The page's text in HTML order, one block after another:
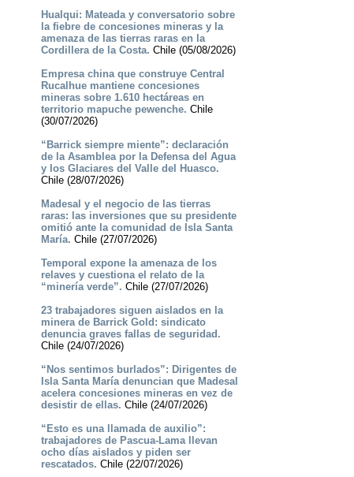
Hualqui: Mateada y conversatorio sobre
la fiebre de concesiones mineras y la
amenaza de las tierras raras en la
Cordillera de la Costa. Chile (05/08/2026)
Empresa china que construye Central
Rucalhue mantiene concesiones
mineras sobre 1.610 hectáreas en
territorio mapuche pewenche. Chile
(30/07/2026)
“Barrick siempre miente”: declaración
de la Asamblea por la Defensa del Agua
y los Glaciares del Valle del Huasco.
Chile (28/07/2026)
Madesal y el negocio de las tierras
raras: las inversiones que su presidente
omitió ante la comunidad de Isla Santa
María. Chile (27/07/2026)
Temporal expone la amenaza de los
relaves y cuestiona el relato de la
“minería verde”. Chile (27/07/2026)
23 trabajadores siguen aislados en la
minera de Barrick Gold: sindicato
denuncia graves fallas de seguridad.
Chile (24/07/2026)
“Nos sentimos burlados”: Dirigentes de
Isla Santa María denuncian que Madesal
acelera concesiones mineras en vez de
desistir de ellas. Chile (24/07/2026)
“Esto es una llamada de auxilio”:
trabajadores de Pascua-Lama llevan
ocho días aislados y piden ser
rescatados. Chile (22/07/2026)